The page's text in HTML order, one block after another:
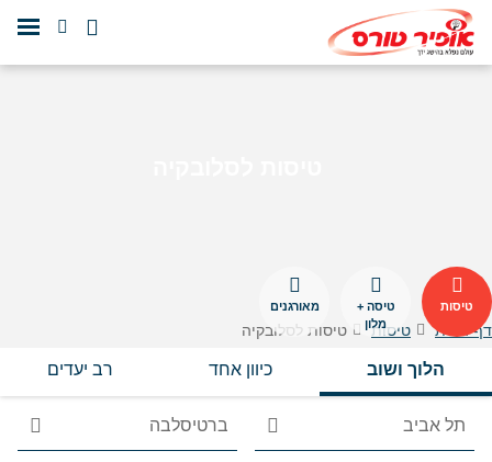
דף הבית טיסות טיסות לסלובקיה
טיסות
טיסה +
מלון
מאורגנים
הלוך ושוב כיוון אחד רב יעדים